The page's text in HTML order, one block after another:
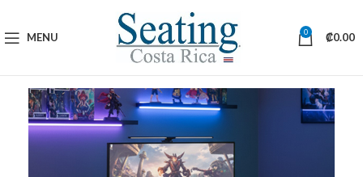
MENU 0 ₡0.00